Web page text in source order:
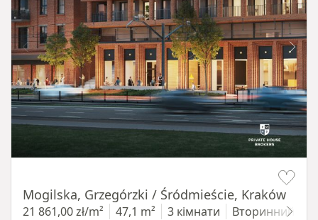
Mogilska, Grzegórzki / Śródmieście, Kraków
21 861,00 zł/m² 47,1 m² 3 кімнати Вторинний